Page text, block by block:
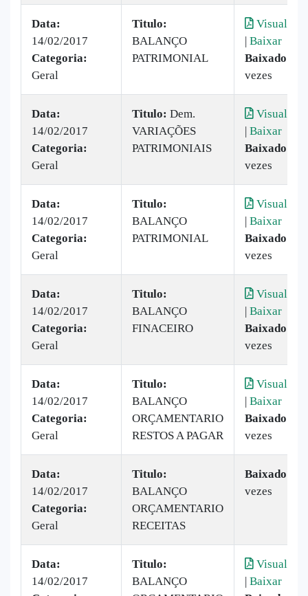
Data:
14/02/2017
Categoria:
Geral
Titulo:
BALANÇO
PATRIMONIAL
Visualizar
| Baixar
Baixado:
vezes
Data:
14/02/2017
Categoria:
Geral
Titulo: Dem.
VARIAÇÕES
PATRIMONIAIS
Visualizar
| Baixar
Baixado:
vezes
Data:
14/02/2017
Categoria:
Geral
Titulo:
BALANÇO
PATRIMONIAL
Visualizar
| Baixar
Baixado:
vezes
Data:
14/02/2017
Categoria:
Geral
Titulo:
BALANÇO
FINACEIRO
Visualizar
| Baixar
Baixado:
vezes
Data:
14/02/2017
Categoria:
Geral
Titulo:
BALANÇO
ORÇAMENTARIO
RESTOS A PAGAR
Visualizar
| Baixar
Baixado:
vezes
Data:
14/02/2017
Categoria:
Geral
Titulo:
BALANÇO
ORÇAMENTARIO
RECEITAS
Baixado:
vezes
Data:
14/02/2017
Titulo:
BALANÇO
Visualizar
| Baixar